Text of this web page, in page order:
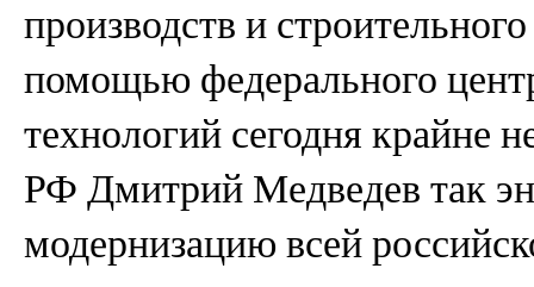
производств и
помощью федерального
технологий сегодня крайне
РФ Дмитрий Медведев так
модернизацию всей